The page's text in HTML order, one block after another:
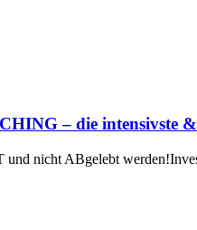
– die intensivste
nicht ABgelebt